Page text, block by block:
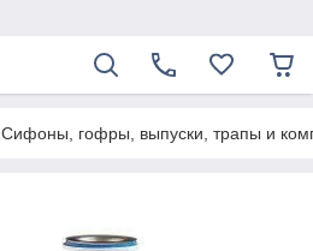
Сифоны, гофры, выпуски, трапы и